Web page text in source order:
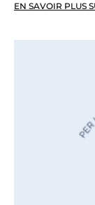
EN SAVOIR PLUS